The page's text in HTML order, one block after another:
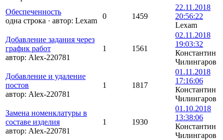
Обеспеченность
одна строка · автор: Lexam
0 1459
22.11.2018
20:56:22
Lexam
Добавление задания через
график работ
автор: Alex-220781
1 1561
02.11.2018
19:03:32
Константин
Чилингаров
Добавление и удаление
постов
автор: Alex-220781
1 1817
01.11.2018
17:16:06
Константин
Чилингаров
Замена номенклатуры в
составе изделия
автор: Alex-220781
1 1930
01.10.2018
13:38:06
Константин
Чилингаров